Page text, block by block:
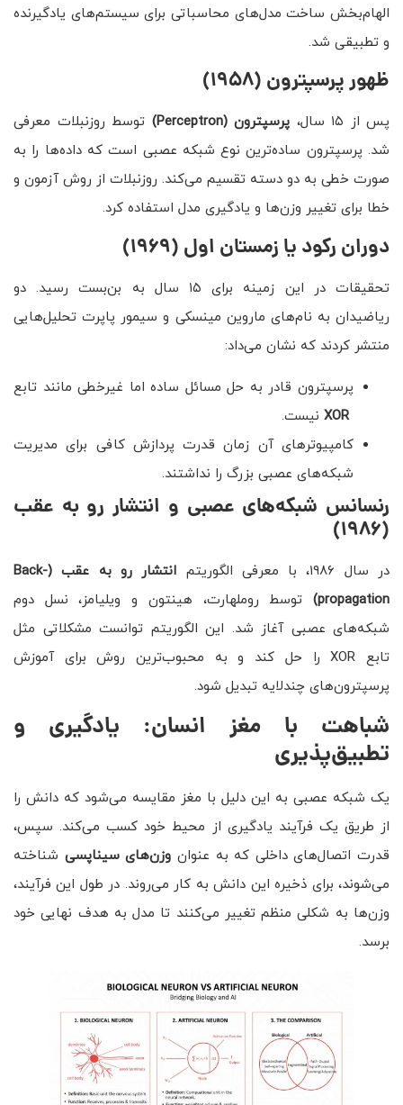
الهام‌بخش ساخت مدل‌های محاسباتی برای سیستم‌های یادگیرنده
و تطبیقی شد.
ظهور پرسپترون (۱۹۵۸)
پس از ۱۵ سال، پرسپترون (Perceptron)
توسط روزنبلات معرفی
شد. پرسپترون ساده‌ترین نوع شبکه عصبی است که داده‌ها را به
صورت خطی به دو دسته تقسیم می‌کند. روزنبلات از روش آزمون و
خطا برای تغییر وزن‌ها و یادگیری مدل استفاده کرد.
دوران رکود یا زمستان اول (۱۹۶۹)
تحقیقات در این زمینه برای ۱۵ سال به بن‌بست رسید. دو
ریاضیدان به نام‌های ماروین مینسکی و سیمور پاپرت تحلیل‌هایی
منتشر کردند که نشان می‌داد:
پرسپترون قادر به حل مسائل ساده اما غیرخطی مانند تابع
XOR نیست.
کامپیوترهای آن زمان قدرت پردازش کافی برای مدیریت
شبکه‌های عصبی بزرگ را نداشتند.
رنسانس شبکه‌های عصبی و انتشار رو به عقب
(۱۹۸۶)
در سال ۱۹۸۶، با معرفی الگوریتم انتشار رو به عقب
(Back-
propagation)
توسط روملهارت، هینتون و ویلیامز، نسل دوم
شبکه‌های عصبی آغاز شد. این الگوریتم توانست مشکلاتی مثل
تابع XOR را حل کند و به محبوب‌ترین روش برای آموزش
پرسپترون‌های چندلایه تبدیل شود.
شباهت با مغز انسان: یادگیری و
تطبیق‌پذیری
یک شبکه عصبی به این دلیل با مغز مقایسه می‌شود که دانش را
از طریق یک فرآیند یادگیری از محیط خود کسب می‌کند. سپس،
قدرت اتصال‌های داخلی که به عنوان وزن‌های سیناپسی شناخته
می‌شوند، برای ذخیره این دانش به کار می‌روند. در طول این فرآیند،
وزن‌ها به شکلی منظم تغییر می‌کنند تا مدل به هدف نهایی خود
برسد.